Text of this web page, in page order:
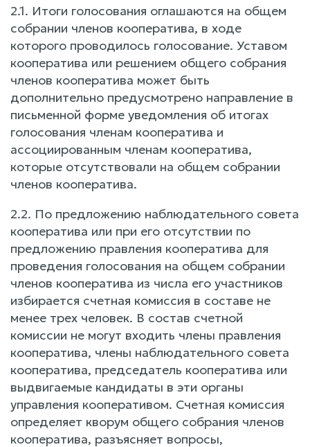
2.1. Итоги голосования оглашаются на общем
собрании членов кооператива, в ходе
которого проводилось голосование. Уставом
кооператива или решением общего собрания
членов кооператива может быть
дополнительно предусмотрено направление в
письменной форме уведомления об итогах
голосования членам кооператива и
ассоциированным членам кооператива,
которые отсутствовали на общем собрании
членов кооператива.
2.2. По предложению наблюдательного совета
кооператива или при его отсутствии по
предложению правления кооператива для
проведения голосования на общем собрании
членов кооператива из числа его участников
избирается счетная комиссия в составе не
менее трех человек. В состав счетной
комиссии не могут входить члены правления
кооператива, члены наблюдательного совета
кооператива, председатель кооператива или
выдвигаемые кандидаты в эти органы
управления кооперативом. Счетная комиссия
определяет кворум общего собрания членов
кооператива, разъясняет вопросы,